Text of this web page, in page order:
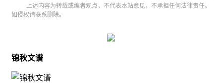
上述内容为转载或编者观点，不代表本站意见，不承担任何法律责任。
如侵权请联系删除。
锦秋文谱